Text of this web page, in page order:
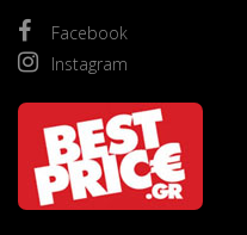
Facebook
Instagram